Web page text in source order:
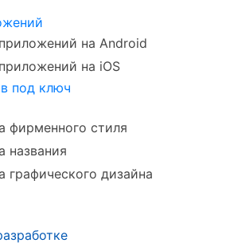
на Android
на iOS
под ключ
фирменного стиля
названия
графического дизайна